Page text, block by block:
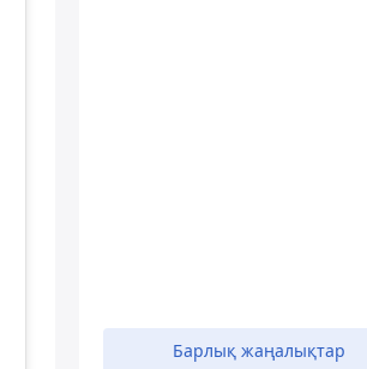
Барлық жаңалықтар